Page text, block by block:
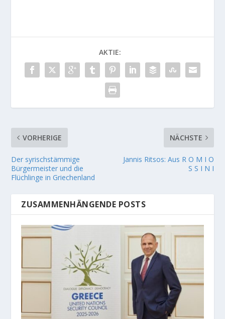
AKTIE:
VORHERIGE
Der syrischstämmige
Bürgermeister und die
Flüchlinge in Griechenland
NÄCHSTE
Jannis Ritsos: Aus R O M I O
S S I N I
ZUSAMMENHÄNGENDE POSTS